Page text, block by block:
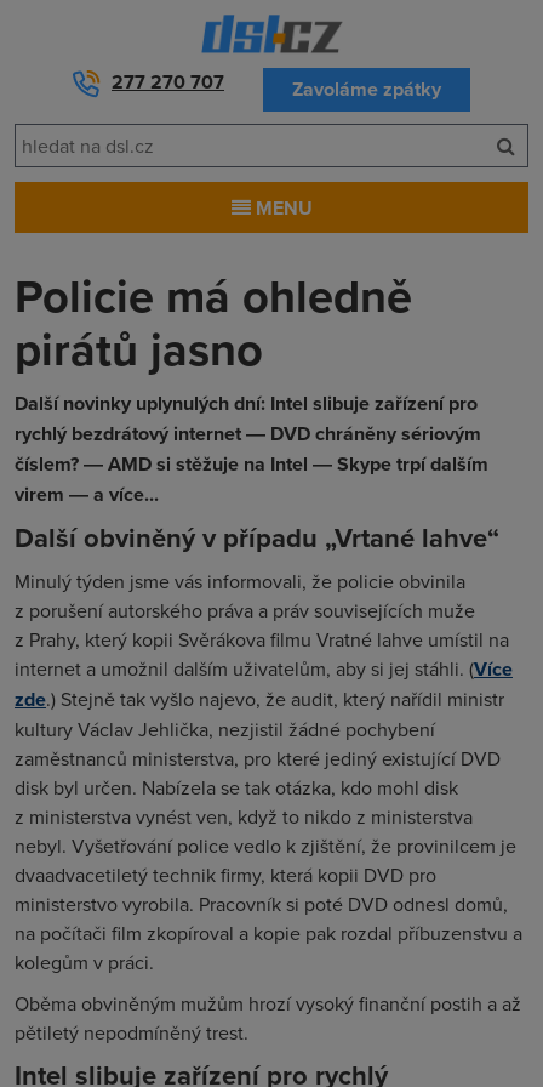
277 270 707 Zavoláme zpátky
MENU
Policie má ohledně
pirátů jasno
Další novinky uplynulých dní: Intel slibuje zařízení pro
rychlý bezdrátový internet ― DVD chráněny sériovým
číslem? ― AMD si stěžuje na Intel ― Skype trpí dalším
virem ― a více...
Další obviněný v případu „Vrtané lahve“
Minulý týden jsme vás informovali, že policie obvinila
z porušení autorského práva a práv souvisejících muže
z Prahy, který kopii Svěrákova filmu Vratné lahve umístil na
internet a umožnil dalším uživatelům, aby si jej stáhli. (Více
zde.) Stejně tak vyšlo najevo, že audit, který nařídil ministr
kultury Václav Jehlička, nezjistil žádné pochybení
zaměstnanců ministerstva, pro které jediný existující DVD
disk byl určen. Nabízela se tak otázka, kdo mohl disk
z ministerstva vynést ven, když to nikdo z ministerstva
nebyl. Vyšetřování police vedlo k zjištění, že provinilcem je
dvaadvacetiletý technik firmy, která kopii DVD pro
ministerstvo vyrobila. Pracovník si poté DVD odnesl domů,
na počítači film zkopíroval a kopie pak rozdal příbuzenstvu a
kolegům v práci.
Oběma obviněným mužům hrozí vysoký finanční postih a až
pětiletý nepodmíněný trest.
Intel slibuje zařízení pro rychlý